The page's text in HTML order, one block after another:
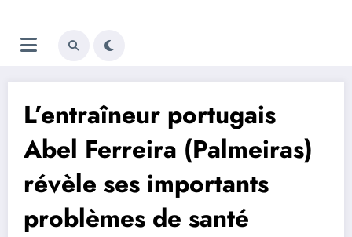
au
contenu
Trivela
L'actualité du football
L’entraîneur portugais
Abel Ferreira (Palmeiras)
révèle ses importants
problèmes de santé